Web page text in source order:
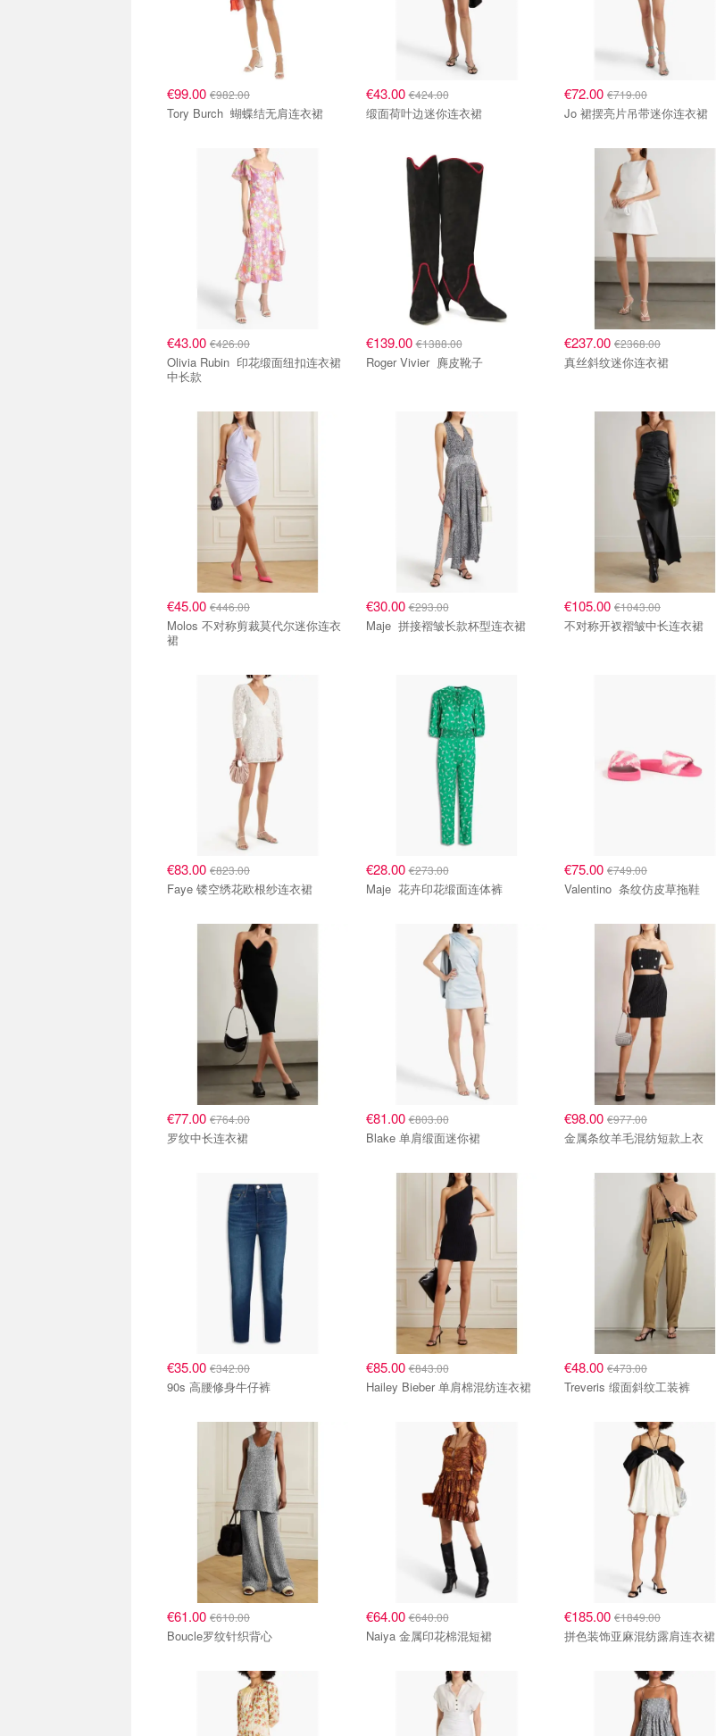
€99.00 €982.00
Tory Burch 蝴蝶结无肩连衣裙
€43.00€424.00
缎面荷叶边迷你连衣裙
€72.00 €719.00
Jo 裙摆亮片吊带迷你连衣裙
€43.00 €426.00
Olivia Rubin 印花缎面纽扣连衣裙
中长款
€139.00€1388.00
Roger Vivier 麂皮靴子
€237.00 €2368.00
真丝斜纹迷你连衣裙
€45.00 €446.00
Molos 不对称剪裁莫代尔迷你连衣
裙
€30.00€293.00
Maje 拼接褶皱长款杯型连衣裙
€105.00 €1043.00
不对称开衩褶皱中长连衣裙
€83.00 €823.00
Faye 镂空绣花欧根纱连衣裙
€28.00€273.00
Maje 花卉印花缎面连体裤
€75.00 €749.00
Valentino 条纹仿皮草拖鞋
€77.00 €764.00
罗纹中长连衣裙
€81.00€803.00
Blake 单肩缎面迷你裙
€98.00 €977.00
金属条纹羊毛混纺短款上衣
€35.00 €342.00
90s 高腰修身牛仔裤
€85.00€843.00
Hailey Bieber 单肩棉混纺连衣裙
€48.00 €473.00
Treveris 缎面斜纹工装裤
€61.00 €610.00
Boucle罗纹针织背心
€64.00€640.00
Naiya 金属印花棉混短裙
€185.00 €1849.00
拼色装饰亚麻混纺露肩连衣裙